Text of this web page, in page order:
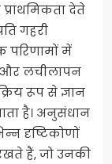
देते
गहरी
परिणामों में
और लचीलापन
रूप से ज्ञान
है। अनुसंधान
दृष्टिकोणों
हैं, जो उनकी